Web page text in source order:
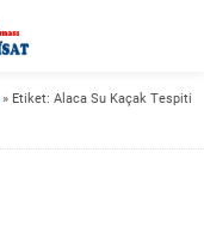
» Etiket: Alaca Su Kaçak Tespiti